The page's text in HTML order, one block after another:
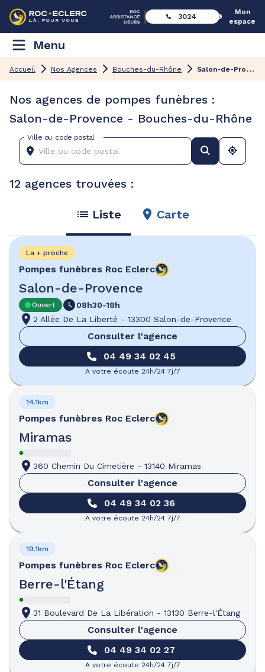
3024
Mon
espace
Menu
Accueil Nos Agences Bouches-du-Rhône S
alon-de-Provence
Nos agences de pompes funèbres :
Salon-de-Provence - Bouches-du-Rhône
Ville ou code postal
12 agences trouvées :
Liste Carte
Pompes funèbres Roc Eclerc
Salon-de-Provence
La + proche
Ouvert
08h30-18h
2 Allée De La Liberté - 13300 Salon-de-Provence
Consulter l'agence
04 49 34 02 45
A votre écoute 24h/24 7j/7
Pompes funèbres Roc Eclerc
Miramas
14.1km
360 Chemin Du Cimetière - 13140 Miramas
Consulter l'agence
04 49 34 02 36
A votre écoute 24h/24 7j/7
Pompes funèbres Roc Eclerc
Berre-l'Étang
19.1km
31 Boulevard De La Libération - 13130 Berre-l'Étang
Consulter l'agence
04 49 34 02 27
A votre écoute 24h/24 7j/7